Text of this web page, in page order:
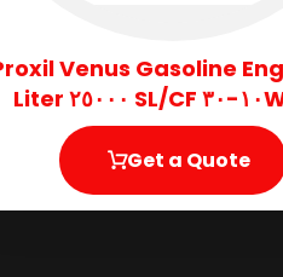
Venus Gasoline
Get a Quote